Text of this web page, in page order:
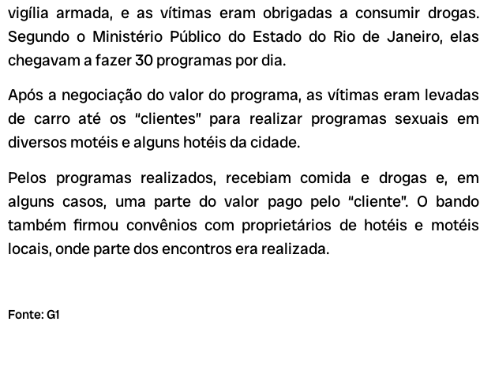
vigília armada, e as vítimas eram obrigadas a consumir drogas.
Segundo o Ministério Público do Estado do Rio de Janeiro, elas
chegavam a fazer 30 programas por dia.
Após a negociação do valor do programa, as vítimas eram levadas
de carro até os “clientes” para realizar programas sexuais em
diversos motéis e alguns hotéis da cidade.
Pelos programas realizados, recebiam comida e drogas e, em
alguns casos, uma parte do valor pago pelo “cliente”. O bando
também firmou convênios com proprietários de hotéis e motéis
locais, onde parte dos encontros era realizada.
Fonte: G1